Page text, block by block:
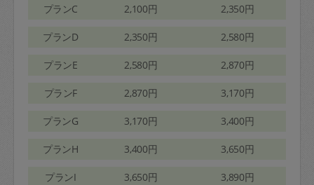
プランC 2,100円 2,350円
プランD 2,350円 2,580円
プランE 2,580円 2,870円
プランF 2,870円 3,170円
プランG 3,170円 3,400円
プランH 3,400円 3,650円
プランI 3,650円 3,890円